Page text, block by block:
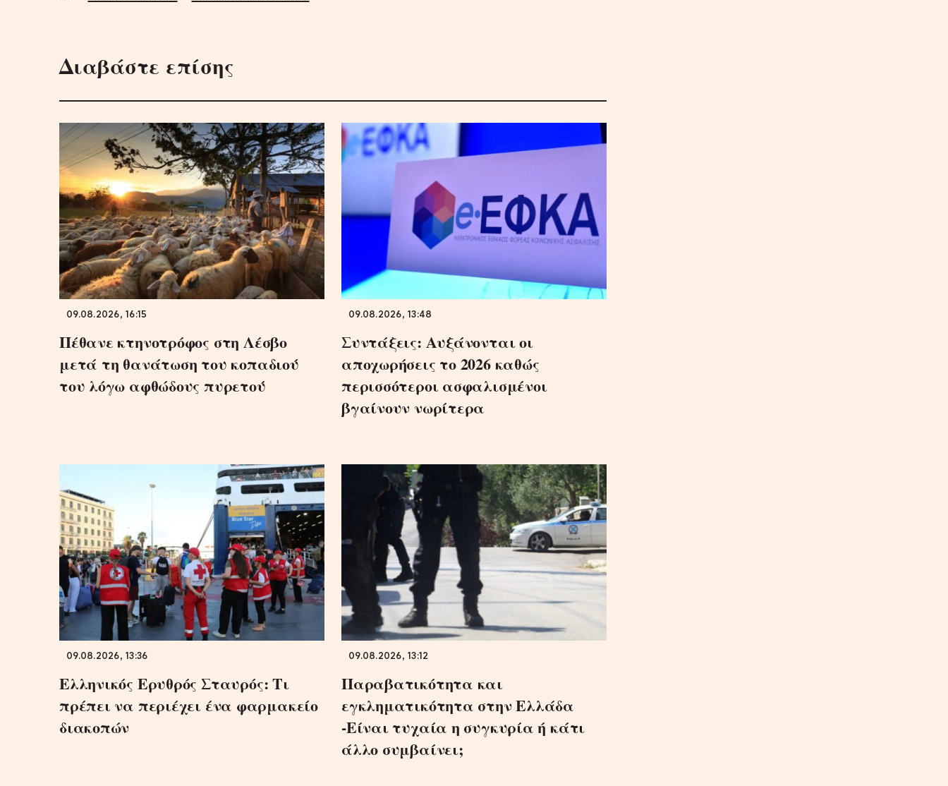
Διαβάστε επίσης
09.08.2026, 16:15
Πέθανε κτηνοτρόφος στη Λέσβο
μετά τη θανάτωση του κοπαδιού
του λόγω αφθώδους πυρετού
09.08.2026, 13:48
Συντάξεις: Αυξάνονται οι
αποχωρήσεις το 2026 καθώς
περισσότεροι ασφαλισμένοι
βγαίνουν νωρίτερα
09.08.2026, 13:36
Ελληνικός Ερυθρός Σταυρός: Τι
πρέπει να περιέχει ένα φαρμακείο
διακοπών
09.08.2026, 13:12
Παραβατικότητα και
εγκληματικότητα στην Ελλάδα
-Είναι τυχαία η συγκυρία ή κάτι
άλλο συμβαίνει;